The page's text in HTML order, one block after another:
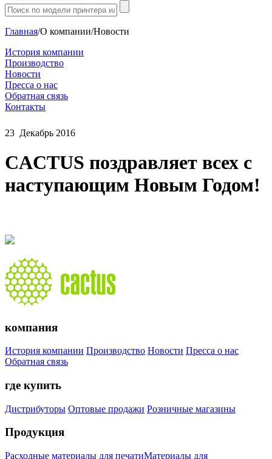
Главная/О компании/Новости
История компании
Производство
Новости
Пресса о нас
Обратная связь
Контакты
23 Декабрь 2016
CACTUS поздравляет всех с
наступающим Новым Годом!
компания
История компании Производство Новости Пресса о нас
Обратная связь
где купить
Дистрибуторы Оптовые продажи Розничные магазины
Продукция
Расходные материалы для печатиМатериалы для